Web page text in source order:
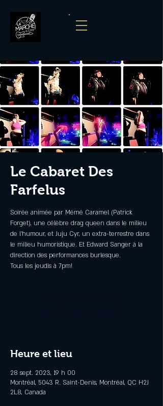
Le Cabaret Des
Farfelus
Soirée animée par Mémé Caramel (Patrick
Forget), une célèbre drag queen dans le milieu
de l'humour, et Juju Cyr, un extra-terrestre dans
le milieu humoristique. Et Edward Sanger à la
direction des performances burlesque.
Tous les jeudis à 7pm!
Heure et lieu
28 sept. 2023, 19 h 00
Montréal, 5043 R. Saint-Denis, Montréal, QC H2J
2L8, Canada